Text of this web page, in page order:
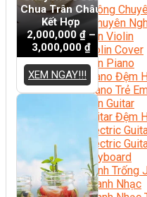
Nhạc Công
Ca Sĩ Chuyên
Học Đàn Violin
Học Violin Cover
Học Đàn Piano
Học Piano Đệm
Học Piano Trẻ
Học Đàn Guitar
Học Guitar Đệm
Học Electric
Học Electric
Học Keyboard
Học Đánh Trống
Học Thanh Nhạc
Chua Trân Châu
Kết Hợp
2,000,000₫–
3,000,000 ₫
XEM NGAY!!!